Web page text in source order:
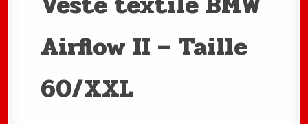
Airflow II – Taille
60/XXL